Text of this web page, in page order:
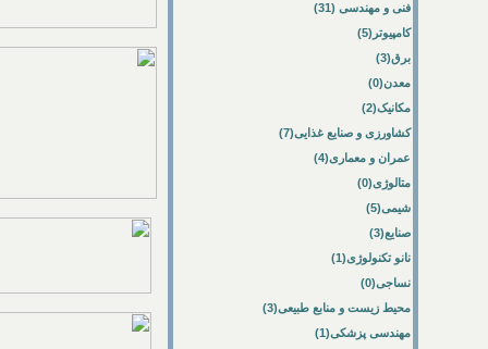
فنی و مهندسی (31)
کامپیوتر(5)
برق(3)
معدن(0)
مکانیک(2)
کشاورزی و صنایع غذایی(7)
عمران و معماری(4)
متالوژی(0)
شیمی(5)
صنایع(3)
نانو تکنولوژی(1)
نساجی(0)
محیط زیست و منابع طبیعی(3)
مهندسی پزشکی(1)